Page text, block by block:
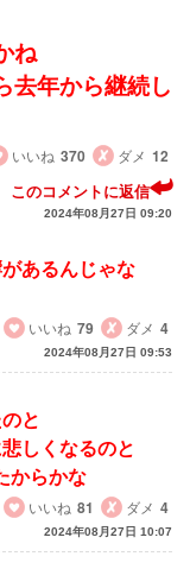
ね
去年から継続し
いいね 370 ダメ 12
このコメントに返信
2024年08月27日 09:20
あるんじゃな
いいね 79 ダメ 4
2024年08月27日 09:53
と
しくなるのと
からかな
いいね 81 ダメ 4
2024年08月27日 10:07